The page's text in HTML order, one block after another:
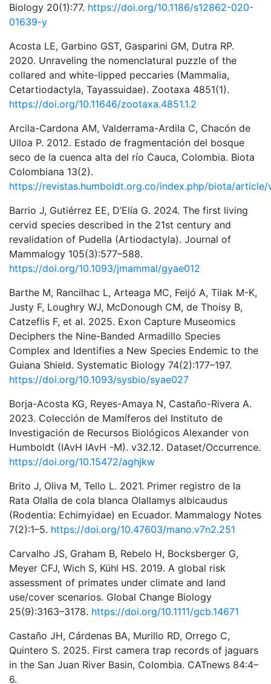
Biology 20(1):77. https://doi.org/10.1186/s12862-020-
01639-y
Acosta LE, Garbino GST, Gasparini GM, Dutra RP.
2020. Unraveling the nomenclatural puzzle of the
collared and white-lipped peccaries (Mammalia,
Cetartiodactyla, Tayassuidae). Zootaxa 4851(1).
https://doi.org/10.11646/zootaxa.4851.1.2
Arcila-Cardona AM, Valderrama-Ardila C, Chacón de
Ulloa P. 2012. Estado de fragmentación del bosque
seco de la cuenca alta del río Cauca, Colombia. Biota
Colombiana 13(2).
https://revistas.humboldt.org.co/index.php/biota/
Barrio J, Gutiérrez EE, D’Elía G. 2024. The first living
cervid species described in the 21st century and
revalidation of Pudella (Artiodactyla). Journal of
Mammalogy 105(3):577–588.
https://doi.org/10.1093/jmammal/gyae012
Barthe M, Rancilhac L, Arteaga MC, Feijó A, Tilak M-K,
Justy F, Loughry WJ, McDonough CM, de Thoisy B,
Catzeflis F, et al. 2025. Exon Capture Museomics
Deciphers the Nine-Banded Armadillo Species
Complex and Identifies a New Species Endemic to the
Guiana Shield. Systematic Biology 74(2):177–197.
https://doi.org/10.1093/sysbio/syae027
Borja-Acosta KG, Reyes-Amaya N, Castaño-Rivera A.
2023. Colección de Mamíferos del Instituto de
Investigación de Recursos Biológicos Alexander von
Humboldt (IAvH IAvH -M). v32.12. Dataset/Occurrence.
https://doi.org/10.15472/aghjkw
Brito J, Oliva M, Tello L. 2021. Primer registro de la
Rata Olalla de cola blanca Olallamys albicaudus
(Rodentia: Echimyidae) en Ecuador. Mammalogy Notes
7(2):1–5. https://doi.org/10.47603/mano.v7n2.251
Carvalho JS, Graham B, Rebelo H, Bocksberger G,
Meyer CFJ, Wich S, Kühl HS. 2019. A global risk
assessment of primates under climate and land
use/cover scenarios. Global Change Biology
25(9):3163–3178. https://doi.org/10.1111/gcb.14671
Castaño JH, Cárdenas BA, Murillo RD, Orrego C,
Quintero S. 2025. First camera trap records of jaguars
in the San Juan River Basin, Colombia. CATnews 84:4–
6.